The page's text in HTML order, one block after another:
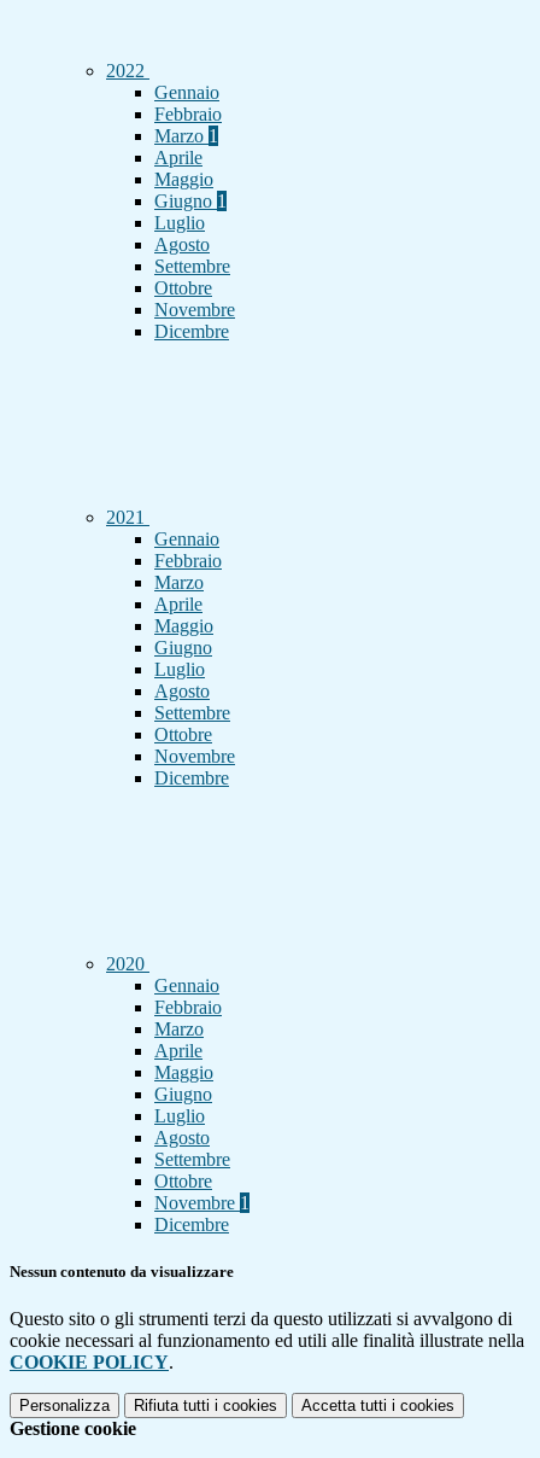
2022
Gennaio
Febbraio
Marzo 1
Aprile
Maggio
Giugno 1
Luglio
Agosto
Settembre
Ottobre
Novembre
Dicembre
2021
Gennaio
Febbraio
Marzo
Aprile
Maggio
Giugno
Luglio
Agosto
Settembre
Ottobre
Novembre
Dicembre
2020
Gennaio
Febbraio
Marzo
Aprile
Maggio
Giugno
Luglio
Agosto
Settembre
Ottobre
Novembre 1
Dicembre
Nessun contenuto da visualizzare
Questo sito o gli strumenti terzi da questo utilizzati si avvalgono di
cookie necessari al funzionamento ed utili alle finalità illustrate nella
COOKIE POLICY.
Personalizza Rifiuta tutti i cookies Accetta tutti i cookies
Gestione cookie